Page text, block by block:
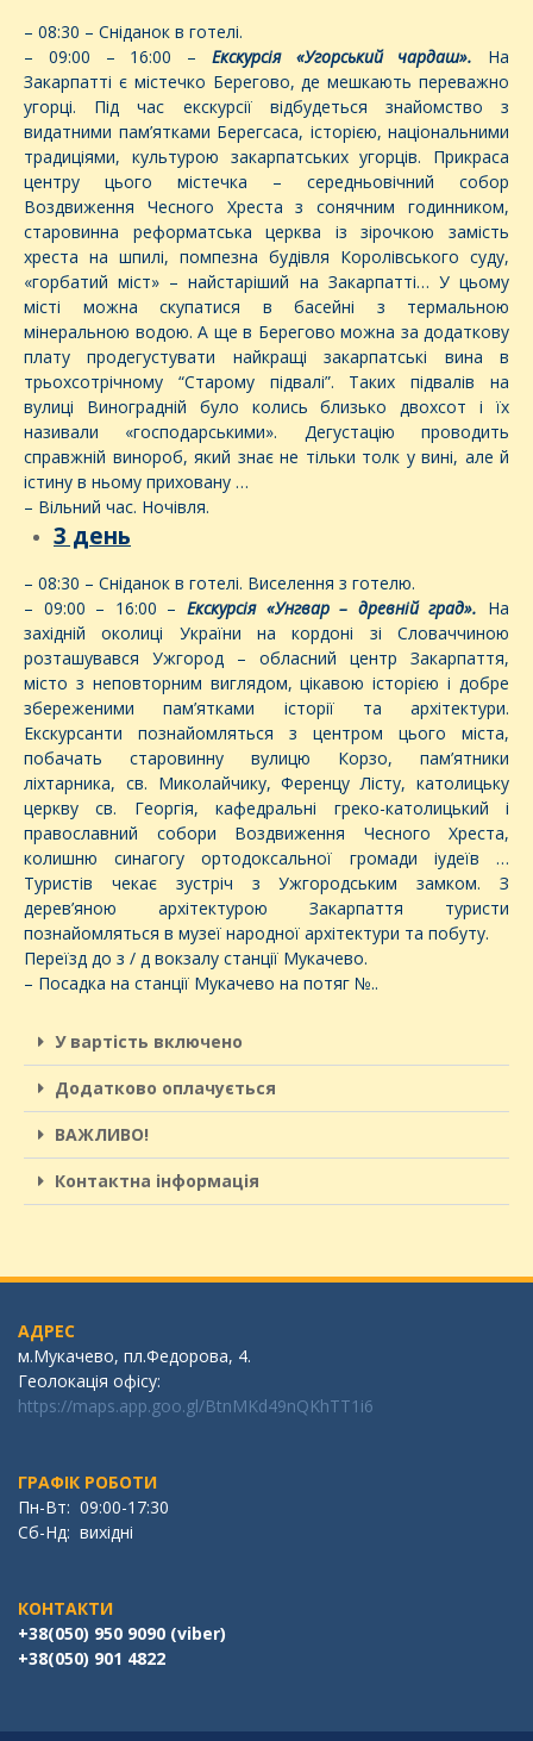
– 08:30 – Сніданок в готелі.
– 09:00 – 16:00 – Екскурсія «Угорський чардаш».
На
Закарпатті є містечко Берегово, де мешкають переважно
угорці. Під час екскурсії відбудеться знайомство з
видатними пам’ятками Берегсаса, історією, національними
традиціями, культурою закарпатських угорців. Прикраса
центру цього містечка – середньовічний собор
Воздвиження Чесного Хреста з сонячним годинником,
старовинна реформатська церква із зірочкою замість
хреста на шпилі, помпезна будівля Королівського суду,
«горбатий міст» – найстаріший на Закарпатті… У цьому
місті можна скупатися в басейні з термальною
мінеральною водою. А ще в Берегово можна за додаткову
плату продегустувати найкращі закарпатські вина в
трьохсотрічному “Старому підвалі”. Таких підвалів на
вулиці Виноградній було колись близько двохсот і їх
називали «господарськими». Дегустацію проводить
справжній винороб, який знає не тільки толк у вині, але й
істину в ньому приховану …
– Вільний час. Ночівля.
3 день
– 08:30 – Сніданок в готелі. Виселення з готелю.
– 09:00 – 16:00 – Екскурсія «Унгвар – древній град». На
західній околиці України на кордоні зі Словаччиною
розташувався Ужгород – обласний центр Закарпаття,
місто з неповторним виглядом, цікавою історією і добре
збереженими пам’ятками історії та архітектури.
Екскурсанти познайомляться з центром цього міста,
побачать старовинну вулицю Корзо, пам’ятники
ліхтарника, св. Миколайчику, Ференцу Лісту, католицьку
церкву св. Георгія, кафедральні греко-католицький і
православний собори Воздвиження Чесного Хреста,
колишню синагогу ортодоксальної громади іудеїв …
Туристів чекає зустріч з Ужгородським замком. З
дерев’яною архітектурою Закарпаття туристи
познайомляться в музеї народної архітектури та побуту.
Переїзд до з / д вокзалу станції Мукачево.
– Посадка на станції Мукачево на потяг №..
У вартість включено
Додатково оплачується
ВАЖЛИВО!
Контактна інформація
АДРЕС
м.Мукачево, пл.Федорова, 4.
Геолокація офісу:
https://maps.app.goo.gl/BtnMKd49nQKhTT1i6
ГРАФІК РОБОТИ
Пн-Вт: 09:00-17:30
Сб-Нд: вихідні
КОНТАКТИ
+38(050) 950 9090 (viber)
+38(050) 901 4822